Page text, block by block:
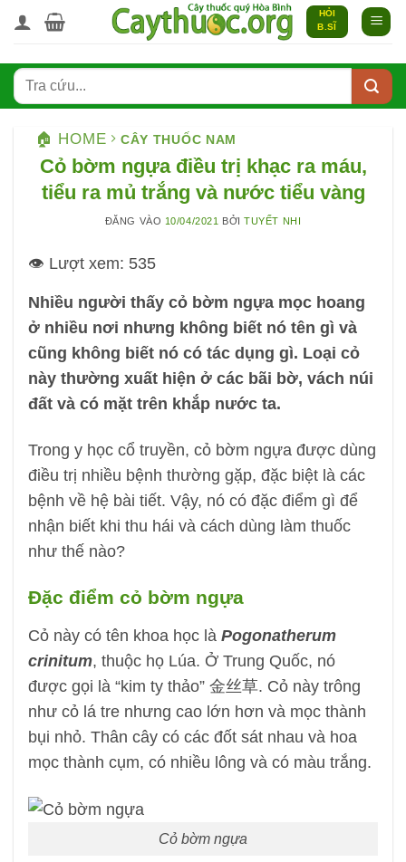
qua
dung
HỎI
B.SĨ
🏠 HOME CÂY THUỐC NAM
Cỏ bờm ngựa điều trị khạc ra máu,
tiểu ra mủ trắng và nước tiểu vàng
ĐĂNG VÀO 10/04/2021 BỞITUYẾT NHI
👁️ Lượt xem: 535
Nhiều người thấy cỏ bờm ngựa mọc hoang
ở nhiều nơi nhưng không biết nó tên gì và
cũng không biết nó có tác dụng gì. Loại cỏ
này thường xuất hiện ở các bãi bờ, vách núi
đất và có mặt trên khắp nước ta.
Trong y học cổ truyền, cỏ bờm ngựa được dùng
điều trị nhiều bệnh thường gặp, đặc biệt là các
bệnh về hệ bài tiết. Vậy, nó có đặc điểm gì để
nhận biết khi thu hái và cách dùng làm thuốc
như thế nào?
Đặc điểm cỏ bờm ngựa
Cỏ này có tên khoa học là Pogonatherum
crinitum, thuộc họ Lúa. Ở Trung Quốc, nó
được gọi là “kim ty thảo” 金丝草. Cỏ này trông
như cỏ lá tre nhưng cao lớn hơn và mọc thành
bụi nhỏ. Thân cây có các đốt sát nhau và hoa
mọc thành cụm, có nhiều lông và có màu trắng.
Cỏ bờm ngựa